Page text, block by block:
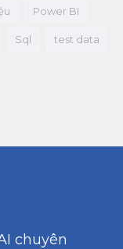
Power BI
Sql test data
chuyên